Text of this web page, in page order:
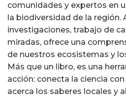
comunidades y expertos en
la biodiversidad de la región.
investigaciones, trabajo de
miradas, ofrece una
de nuestros ecosistemas y
Más que un libro, es una
acción: conecta la ciencia
acerca los saberes locales y